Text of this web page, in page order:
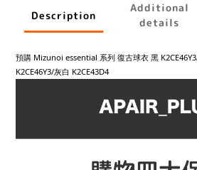
Description
Additional
details
預購 Mizunoi essential 系列 復古球衣 黑
K2CE46Y3/灰白 K2CE43D4